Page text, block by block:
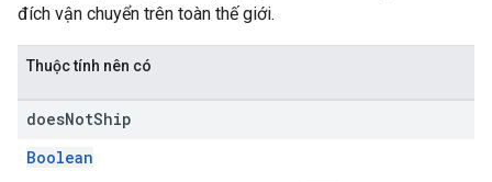
đích vận chuyển trên toàn thế giới.
Thuộc tính nên có
doesNotShip
Boolean